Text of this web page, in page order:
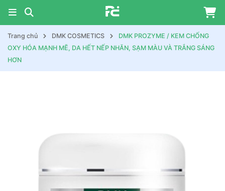
Trang chủ DMK COSMETICS
DMK PROZYME / KEM CHỐNG
OXY HÓA MẠNH MẼ, DA HẾT NẾP NHĂN, SẠM MÀU VÀ TRẮNG SÁNG
HƠN